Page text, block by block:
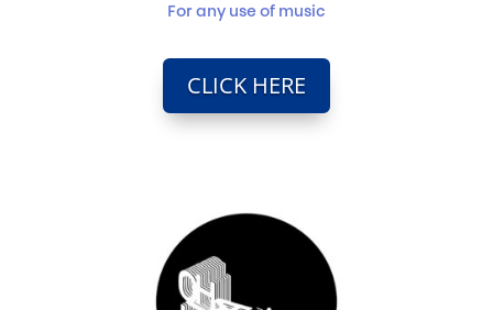
For any use of music
CLICK HERE